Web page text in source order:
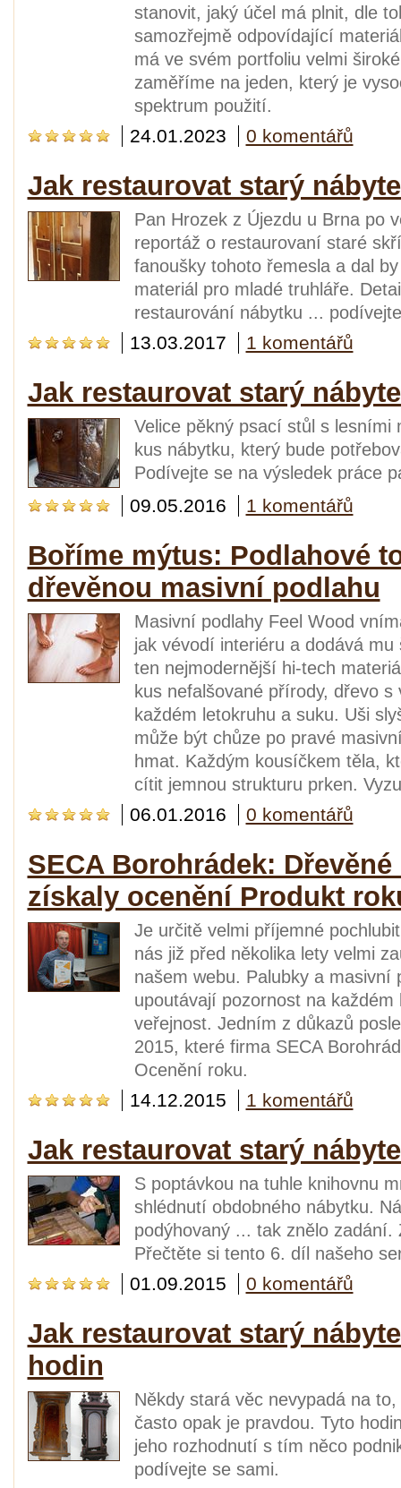
stanovit, jaký účel má plnit, dle
samozřejmě odpovídající
má ve svém portfoliu velmi
zaměříme na jeden, který je
spektrum použití.
24.01.2023 0 komentářů
Jak restaurovat starý
Pan Hrozek z Újezdu u Brna po
reportáž o restaurovaní staré
fanoušky tohoto řemesla a dal
materiál pro mladé truhláře.
restaurování nábytku ...
13.03.2017 1 komentářů
Jak restaurovat starý
Velice pěkný psací stůl s
kus nábytku, který bude
Podívejte se na výsledek práce
09.05.2016 1 komentářů
Boříme mýtus: Podlahové
dřevěnou masivní podlahu
Masivní podlahy Feel Wood
jak vévodí interiéru a dodává
ten nejmodernější hi-tech
kus nefalšované přírody, dřevo
každém letokruhu a suku. Uši
může být chůze po pravé
hmat. Každým kousíčkem těla,
cítit jemnou strukturu prken.
06.01.2016 0 komentářů
SECA Borohrádek:
získaly ocenění Produkt
Je určitě velmi příjemné
nás již před několika lety velmi
našem webu. Palubky a masivní
upoutávají pozornost na
veřejnost. Jedním z důkazů
2015, které firma SECA
Ocenění roku.
14.12.2015 1 komentářů
Jak restaurovat starý
S poptávkou na tuhle knihovnu
shlédnutí obdobného nábytku.
podýhovaný ... tak znělo
Přečtěte si tento 6. díl našeho
01.09.2015 0 komentářů
Jak restaurovat starý
hodin
Někdy stará věc nevypadá na
často opak je pravdou. Tyto
jeho rozhodnutí s tím něco
podívejte se sami.